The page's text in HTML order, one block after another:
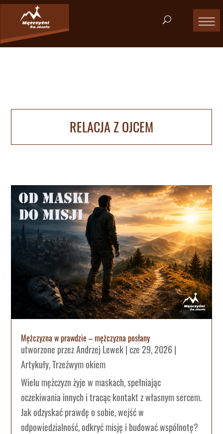
RELACJA Z OJCEM
Mężczyzna w prawdzie – mężczyzna posłany
utworzone przezAndrzej Lewek|cze 29, 2026|
Artykuły,Trzeźwym okiem
Wielu mężczyzn żyje w maskach, spełniając
oczekiwania innych i tracąc kontakt z własnym sercem.
Jak odzyskać prawdę o sobie, wejść w
odpowiedzialność, odkryć misję i budować wspólnotę?